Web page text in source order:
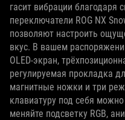
гасит вибрации благодаря
переключатели ROG NX
позволяют настроить
вкус. В вашем
OLED‑экран,
регулируемая прокладка
магнитные ножки и три
клавиатуру под себя
меняйте подсветку RGB,